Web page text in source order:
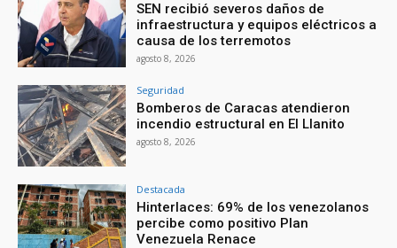
SEN recibió severos daños de
infraestructura y equipos eléctricos a
causa de los terremotos
agosto 8, 2026
Seguridad
Bomberos de Caracas atendieron
incendio estructural en El Llanito
agosto 8, 2026
Destacada
Hinterlaces: 69% de los venezolanos
percibe como positivo Plan
Venezuela Renace